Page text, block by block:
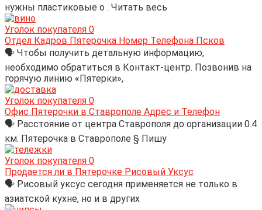
нужны пластиковые о . Читать весь
Уголок покупателя 0
Отдел Кадров Пятерочка Номер Телефона Псков
🗣 Чтобы получить детальную информацию,
необходимо обратиться в Контакт-центр. Позвонив на
горячую линию «Пятерки»,
Уголок покупателя 0
Офис Пятерочки в Ставрополе Адрес и Телефон
🗣 Расстояние от центра Ставрополя до организации 0.4
км. Пятерочка в Ставрополе § Пишу
Уголок покупателя 0
Продается ли в Пятерочке Рисовый Уксус
🗣 Рисовый уксус сегодня применяется не только в
азиатской кухне, но и в других